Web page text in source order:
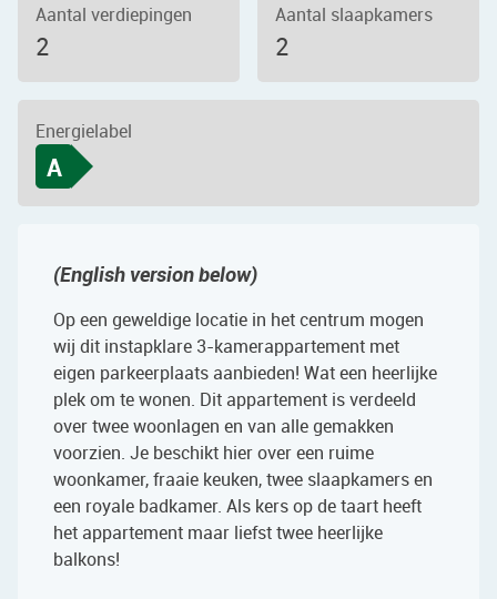
Aantal verdiepingen
2
Aantal slaapkamers
2
Energielabel
A
(English version below)
Op een geweldige locatie in het centrum mogen
wij dit instapklare 3-kamerappartement met
eigen parkeerplaats aanbieden! Wat een heerlijke
plek om te wonen. Dit appartement is verdeeld
over twee woonlagen en van alle gemakken
voorzien. Je beschikt hier over een ruime
woonkamer, fraaie keuken, twee slaapkamers en
een royale badkamer. Als kers op de taart heeft
het appartement maar liefst twee heerlijke
balkons!